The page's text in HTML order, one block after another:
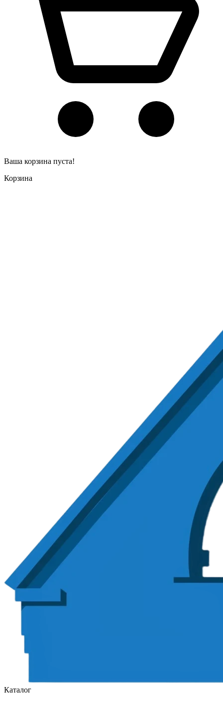
Ваша корзина пуста!
Корзина
Каталог